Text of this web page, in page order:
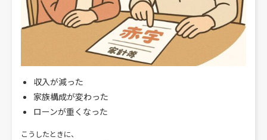
収入が減った
家族構成が変わった
ローンが重くなった
こうしたときに、